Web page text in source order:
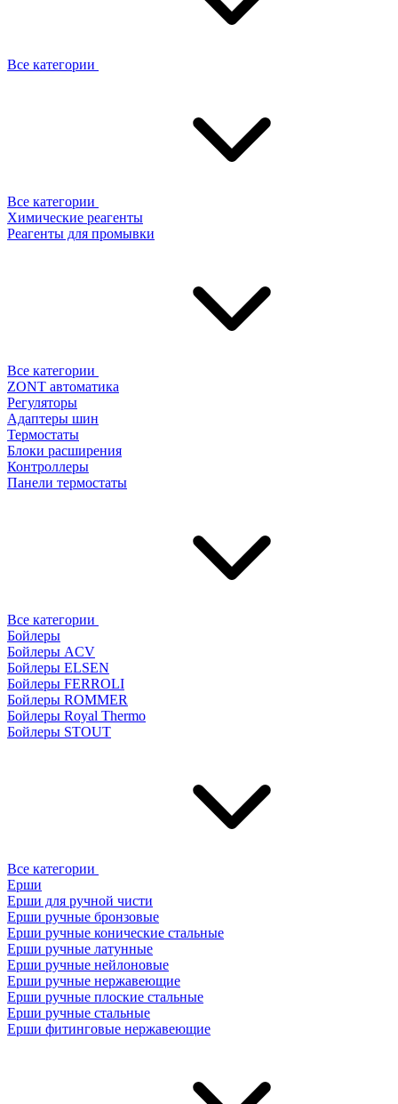
Все категории
Все категории
Химические реагенты
Реагенты для промывки
Все категории
ZONT автоматика
Регуляторы
Адаптеры шин
Термостаты
Блоки расширения
Контроллеры
Панели термостаты
Все категории
Бойлеры
Бойлеры ACV
Бойлеры ELSEN
Бойлеры FERROLI
Бойлеры ROMMER
Бойлеры Royal Thermo
Бойлеры STOUT
Все категории
Ерши
Ерши для ручной чисти
Ерши ручные бронзовые
Ерши ручные конические стальные
Ерши ручные латунные
Ерши ручные нейлоновые
Ерши ручные нержавеющие
Ерши ручные плоские стальные
Ерши ручные стальные
Ерши фитинговые нержавеющие